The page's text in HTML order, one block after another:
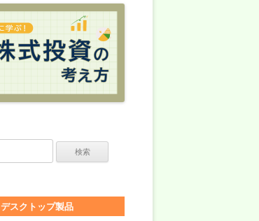
デスクトップ製品